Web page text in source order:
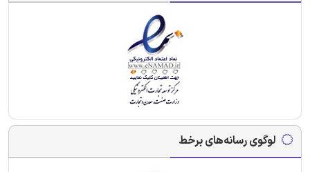
لوگوی رسانه‌های برخط